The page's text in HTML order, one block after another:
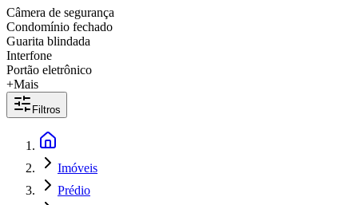
Câmera de segurança
Condomínio fechado
Guarita blindada
Interfone
Portão eletrônico
+Mais
Filtros
Imóveis
Prédio